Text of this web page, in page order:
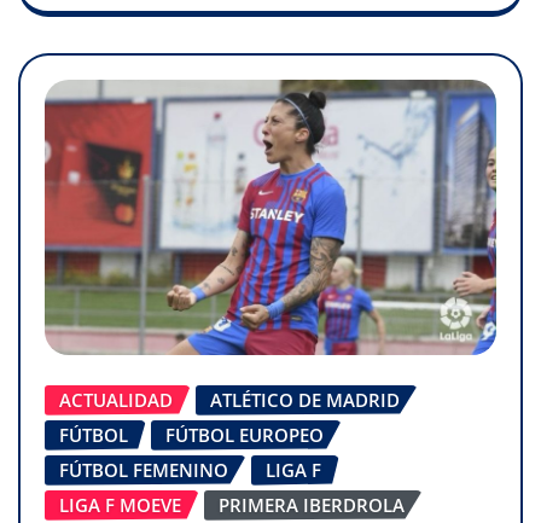
ACTUALIDAD
ATLÉTICO DE MADRID
FÚTBOL
FÚTBOL EUROPEO
FÚTBOL FEMENINO
LIGA F
LIGA F MOEVE
PRIMERA IBERDROLA